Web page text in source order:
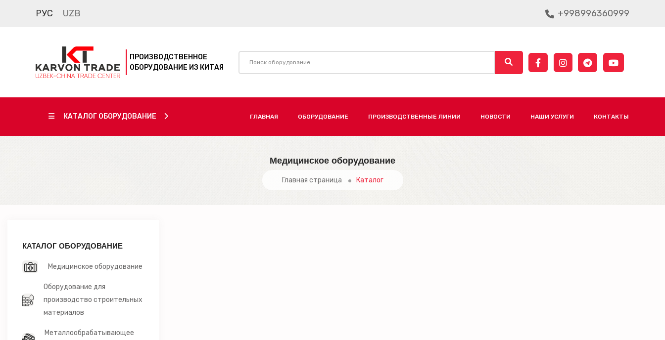
РУС UZB +998996360999
ПРОИЗВОДСТВЕННОЕ
ОБОРУДОВАНИЕ ИЗ КИТАЯ
КАТАЛОГ ОБОРУДОВАНИЕ ГЛАВНАЯ ОБОРУДОВАНИЕ ПРОИЗВОДСТВЕННЫЕ ЛИНИИ НОВОСТИ НАШИ УСЛУГИ КОНТАКТЫ
Медицинское оборудование
Главная страница Каталог
КАТАЛОГ ОБОРУДОВАНИЕ
Медицинское оборудование
Оборудование для
производство строительных
материалов
Металлообрабатывающее